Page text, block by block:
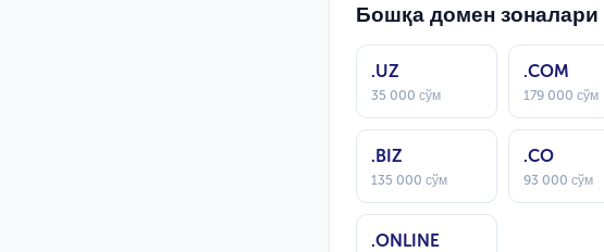
Бошқа домен зоналари
.UZ
35 000 сўм
.COM
179 000 сўм
.BIZ
135 000 сўм
.CO
93 000 сўм
.ONLINE